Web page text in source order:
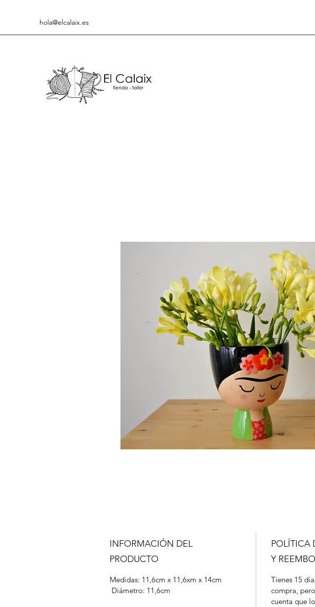
hola@elcalaix.es
INFORMACIÓN DEL
PRODUCTO
Medidas: 11,6cm x 11,6xm x 14cm
Diámetro: 11,6cm
POLÍTICA
Y
Tienes 15
compra,
cuenta que